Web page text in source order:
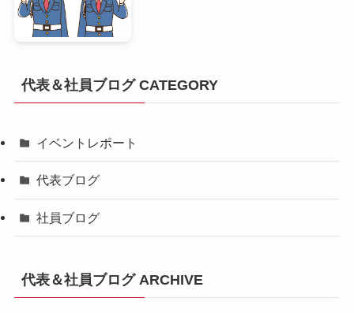
代表＆社員ブログ CATEGORY
イベントレポート
代表ブログ
社員ブログ
代表＆社員ブログ ARCHIVE